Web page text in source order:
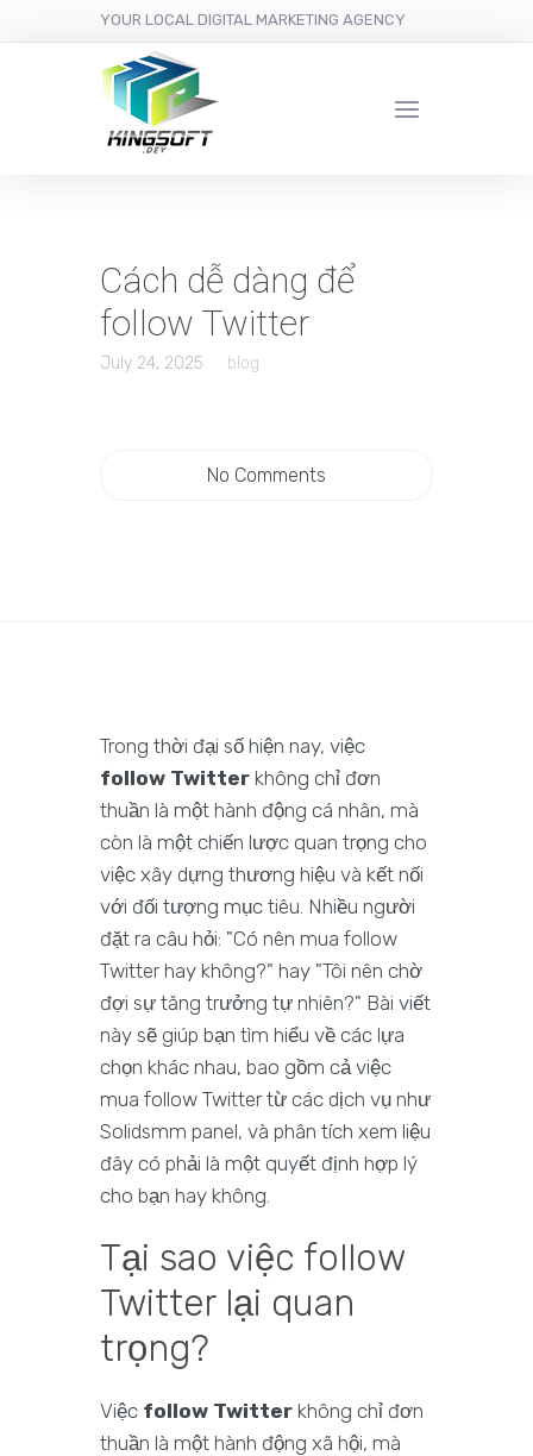
YOUR LOCAL DIGITAL MARKETING AGENCY
Cách dễ dàng để
follow Twitter
July 24, 2025 blog
No Comments
Trong thời đại số hiện nay, việc
follow Twitter không chỉ đơn
thuần là một hành động cá nhân, mà
còn là một chiến lược quan trọng cho
việc xây dựng thương hiệu và kết nối
với đối tượng mục tiêu. Nhiều người
đặt ra câu hỏi: "Có nên mua follow
Twitter hay không?" hay "Tôi nên chờ
đợi sự tăng trưởng tự nhiên?" Bài viết
này sẽ giúp bạn tìm hiểu về các lựa
chọn khác nhau, bao gồm cả việc
mua follow Twitter từ các dịch vụ như
Solidsmm panel, và phân tích xem liệu
đây có phải là một quyết định hợp lý
cho bạn hay không.
Tại sao việc follow
Twitter lại quan
trọng?
Việc follow Twitter không chỉ đơn
thuần là một hành động xã hội, mà